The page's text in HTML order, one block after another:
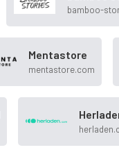
bamboo-
Mentastore
mentastore.com